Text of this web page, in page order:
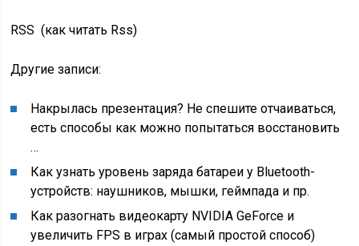
RSS (как читать Rss)
Другие записи:
Накрылась презентация? Не спешите отчаиваться,
есть способы как можно попытаться восстановить
…
Как узнать уровень заряда батареи у Bluetooth-
устройств: наушников, мышки, геймпада и пр.
Как разогнать видеокарту NVIDIA GeForce и
увеличить FPS в играх (самый простой способ)